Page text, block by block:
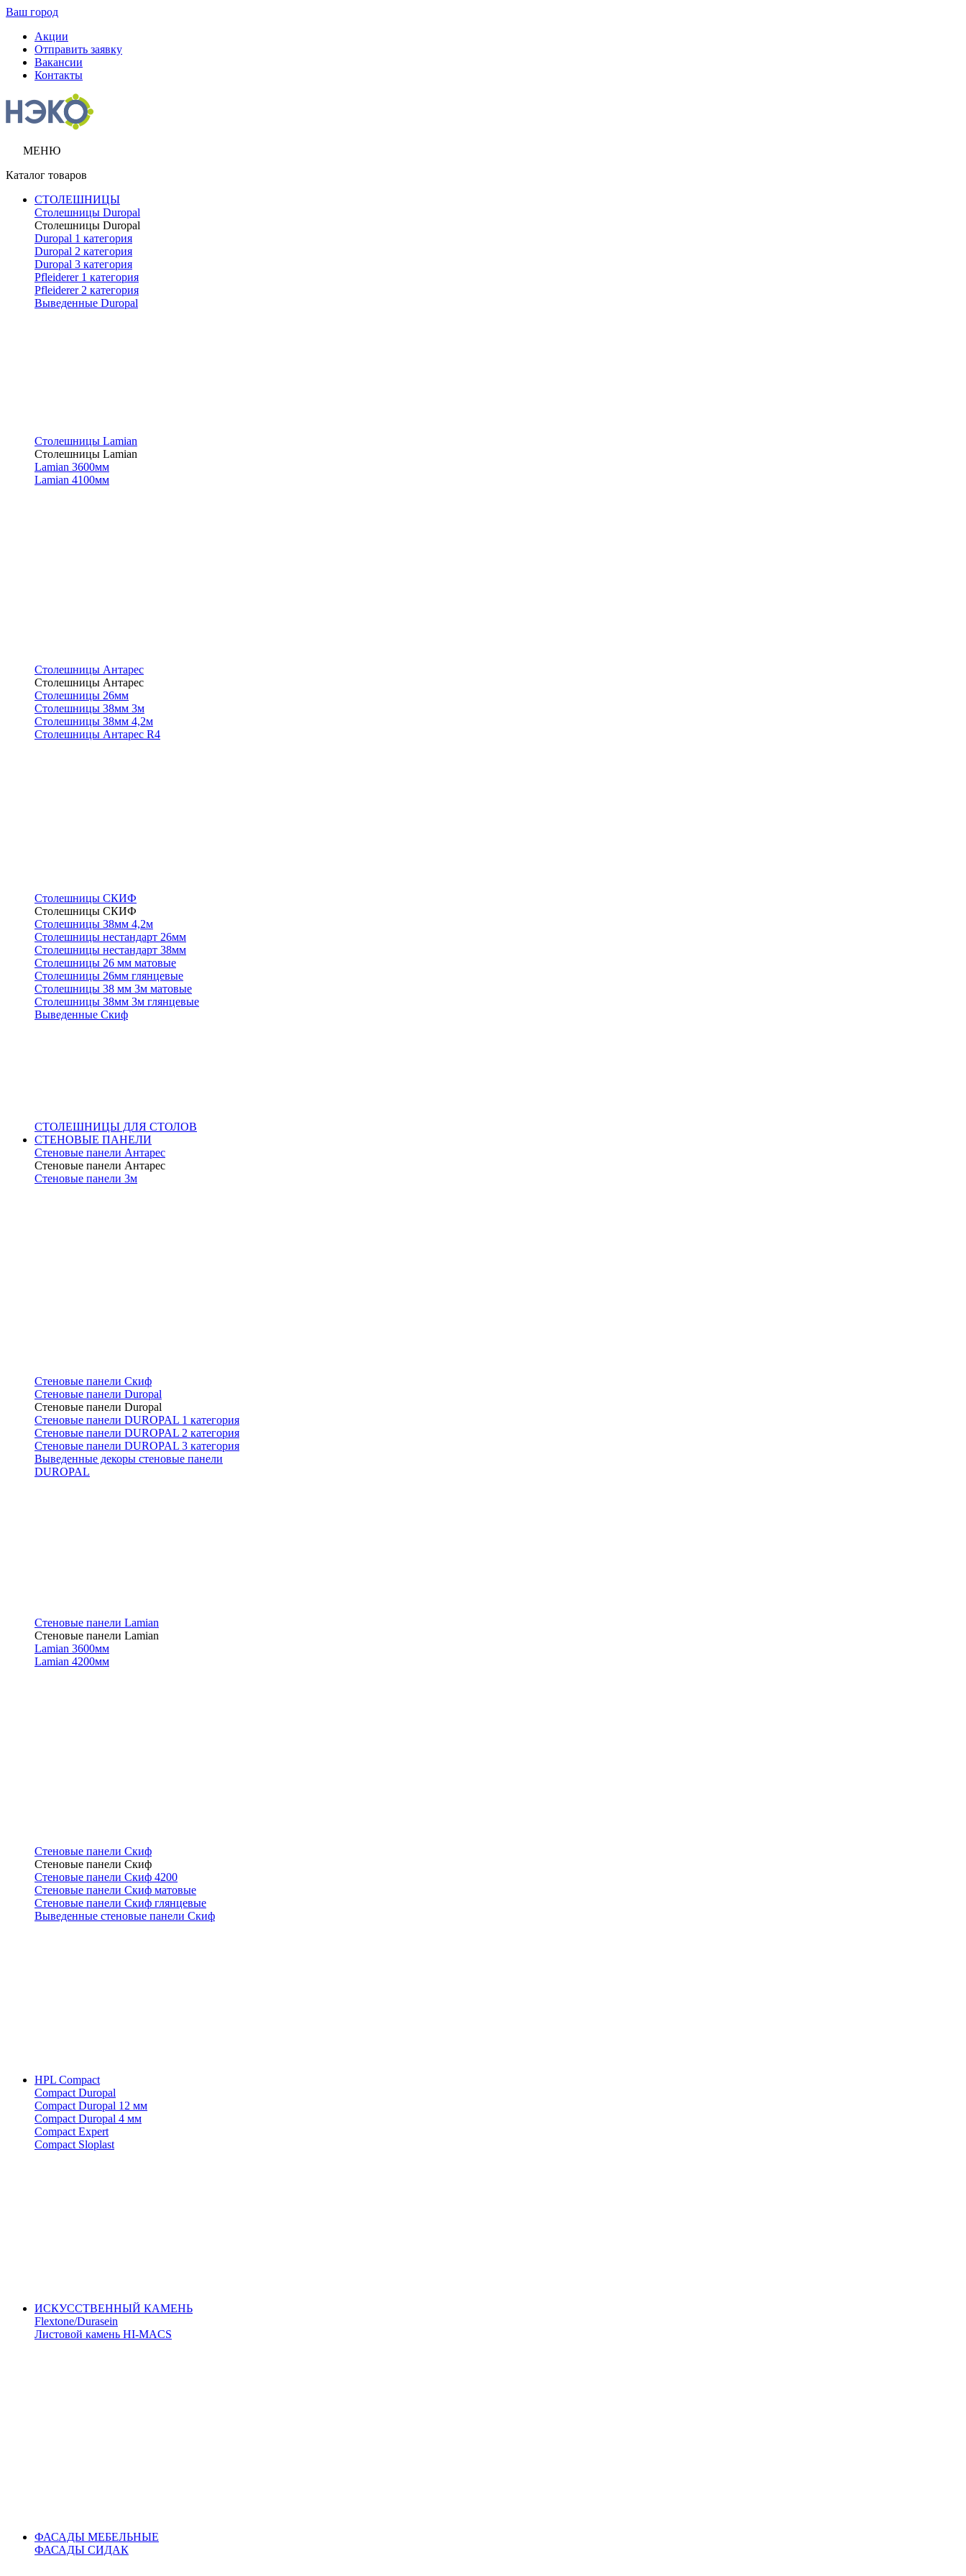
Ваш город
Акции
Отправить заявку
Вакансии
Контакты
МЕНЮ
Каталог товаров
СТОЛЕШНИЦЫ
Столешницы Duropal
Столешницы Duropal
Duropal 1 категория
Duropal 2 категория
Duropal 3 категория
Pfleiderer 1 категория
Pfleiderer 2 категория
Выведенные Duropal
Столешницы Lamian
Столешницы Lamian
Lamian 3600мм
Lamian 4100мм
Столешницы Антарес
Столешницы Антарес
Столешницы 26мм
Столешницы 38мм 3м
Столешницы 38мм 4,2м
Столешницы Антарес R4
Столешницы СКИФ
Столешницы СКИФ
Столешницы 38мм 4,2м
Столешницы нестандарт 26мм
Столешницы нестандарт 38мм
Столешницы 26 мм матовые
Столешницы 26мм глянцевые
Столешницы 38 мм 3м матовые
Столешницы 38мм 3м глянцевые
Выведенные Скиф
СТОЛЕШНИЦЫ ДЛЯ СТОЛОВ
СТЕНОВЫЕ ПАНЕЛИ
Стеновые панели Антарес
Стеновые панели Антарес
Стеновые панели 3м
Стеновые панели Скиф
Стеновые панели Duropal
Стеновые панели Duropal
Стеновые панели DUROPAL 1 категория
Стеновые панели DUROPAL 2 категория
Стеновые панели DUROPAL 3 категория
Выведенные декоры стеновые панели
DUROPAL
Стеновые панели Lamian
Стеновые панели Lamian
Lamian 3600мм
Lamian 4200мм
Стеновые панели Скиф
Стеновые панели Скиф
Стеновые панели Скиф 4200
Стеновые панели Скиф матовые
Стеновые панели Скиф глянцевые
Выведенные стеновые панели Скиф
HPL Compact
Compact Duropal
Compact Duropal 12 мм
Compact Duropal 4 мм
Compact Expert
Compact Sloplast
ИСКУССТВЕННЫЙ КАМЕНЬ
Flextone/Durasein
Листовой камень HI-MACS
ФАСАДЫ МЕБЕЛЬНЫЕ
ФАСАДЫ СИДАК